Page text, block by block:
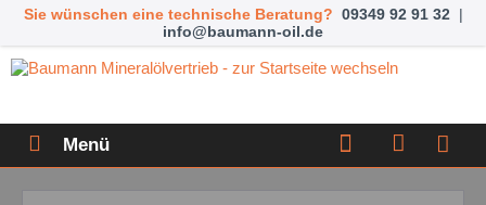
Sie wünschen eine technische Beratung? 09349 92 91 32 |
info@baumann-oil.de
Menü